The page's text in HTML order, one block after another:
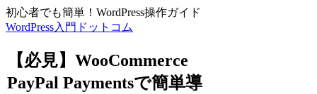
初心者でも簡単！WordPress操作ガイド
WordPress入門ドットコム
【必見】WooCommerce
PayPal Paymentsで簡単導